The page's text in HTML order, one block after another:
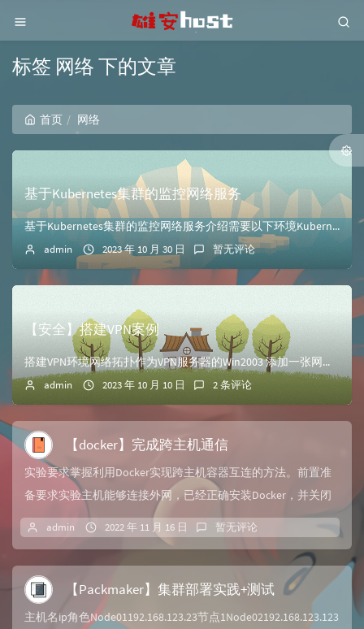
标签 网络 下的文章
首页 网络
基于Kubernetes集群的监控网络服务
基于Kubernetes集群的监控网络服务介绍需要以下环境Kubernetes集群Blackbox工具Grafana、Prometheus监控大致功能：通...
admin 2023 年 10 月 30 日 暂无评论
【安全】搭建VPN案例
搭建VPN环境网络拓扑作为VPN服务器的Win2003 添加一张网卡用于连接内部权限子网的端口配置VPN服务器选择路由和远程访问选择配置VPN服务器选择外...
admin 2023 年 10 月 10 日 2 条评论
【docker】完成跨主机通信
实验要求掌握利用Docker实现跨主机容器互连的方法。前置准
备要求实验主机能够连接外网，已经正确安装Docker，并关闭
防火墙和selinux，各主机配置...
admin 2022 年 11 月 16 日 暂无评论
【Packmaker】集群部署实践+测试
主机名ip角色Node01192.168.123.23节点1Node02192.168.123.123